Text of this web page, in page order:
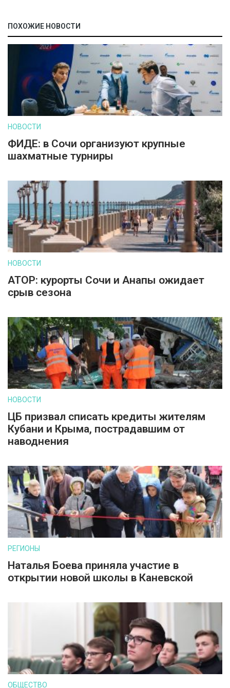
ПОХОЖИЕ НОВОСТИ
НОВОСТИ
ФИДЕ: в Сочи организуют крупные
шахматные турниры
НОВОСТИ
АТОР: курорты Сочи и Анапы ожидает
срыв сезона
НОВОСТИ
ЦБ призвал списать кредиты жителям
Кубани и Крыма, пострадавшим от
наводнения
РЕГИОНЫ
Наталья Боева приняла участие в
открытии новой школы в Каневской
ОБЩЕСТВО